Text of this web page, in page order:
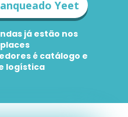
já estão nos
é catálogo e
logística
Yeet